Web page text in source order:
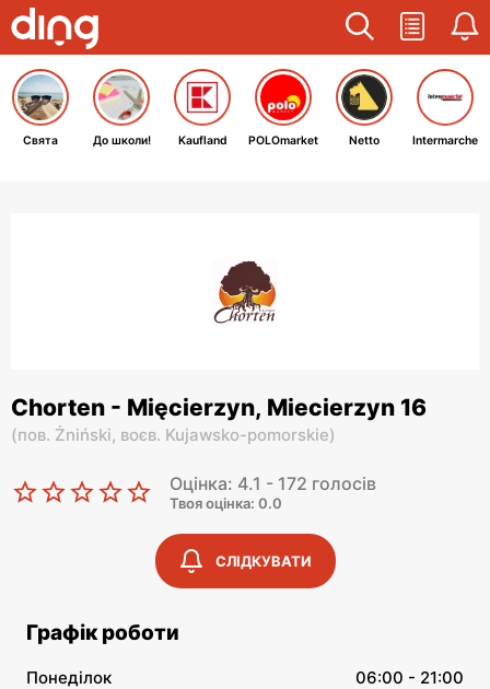
Свята До школи! Kaufland POLOmarket Netto Intermarche
Chorten - Mięcierzyn, Miecierzyn 16
(пов. Żniński, воєв. Kujawsko-pomorskie)
Оцінка: 4.1 - 172 голосів
Твоя оцінка: 0.0
СЛІДКУВАТИ
Графік роботи
Понеділок
06:00 - 21:00